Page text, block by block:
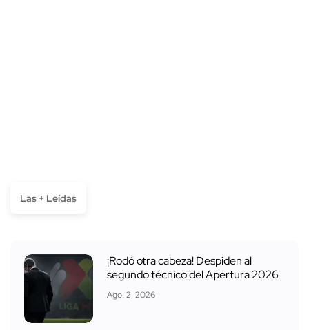
Las + Leídas
¡Rodó otra cabeza! Despiden al
segundo técnico del Apertura 2026
Ago. 2, 2026